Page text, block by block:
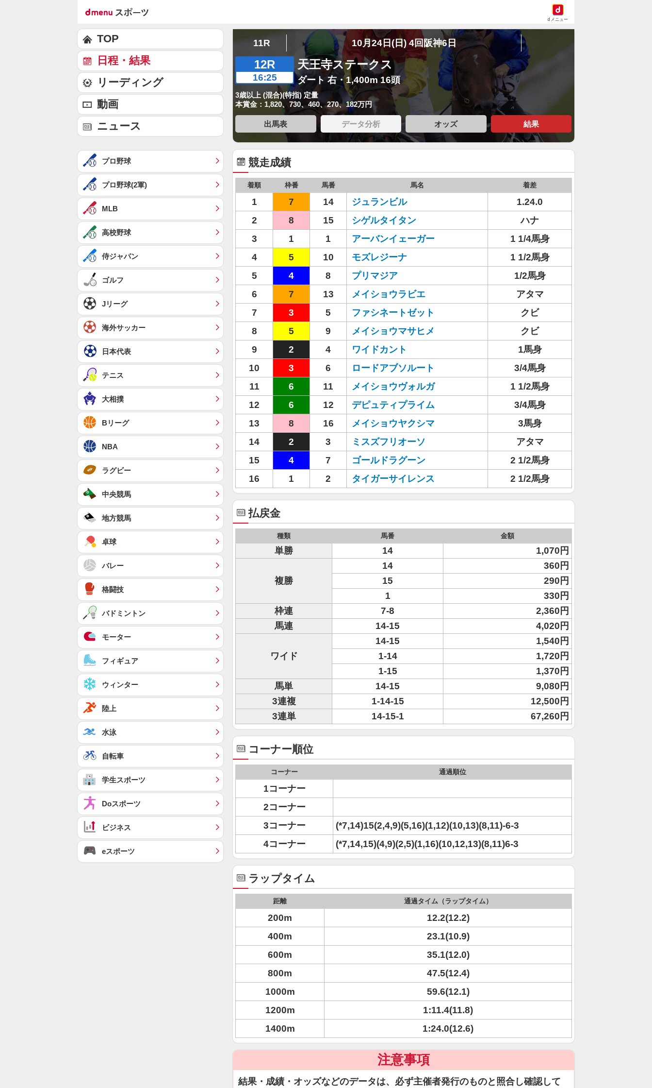
dメニュー
11R 10月24日(日) 4回阪神6日
12R
16:25
天王寺ステークス
ダート 右・1,400m 16頭
3歳以上 (混合)(特指) 定量
本賞金：1,820、730、460、270、182万円
出馬表 データ分析 オッズ 結果
競走成績
着順 枠番 馬番 馬名 着差
1 7 14 ジュランビル
1.24.0
2
8 15 シゲルタイタン
ハナ
3
1 1 アーバンイェーガー
1 1/4馬身
4
5 10 モズレジーナ
1 1/2馬身
5
4 8 プリマジア
1/2馬身
6
7 13 メイショウラビエ
アタマ
7
3 5 ファシネートゼット
クビ
8
5 9 メイショウマサヒメ
クビ
9
2 4 ワイドカント
1馬身
10
3 6 ロードアブソルート
3/4馬身
11
6 11 メイショウヴォルガ
1 1/2馬身
12
6 12 デピュティプライム
3/4馬身
13
8 16 メイショウヤクシマ
3馬身
14
2 3 ミスズフリオーソ
アタマ
15
4 7 ゴールドラグーン
2 1/2馬身
16
1 2 タイガーサイレンス 2 1/2馬身
払戻金
種類 馬番 金額
単勝 14 1,070円
複勝
14
360円
15
290円
1
330円
枠連
7-8
2,360円
馬連
14-15 4,020円
ワイド
14-15
1,540円
1-14
1,720円
1-15
1,370円
馬単
14-15
9,080円
3連複
1-14-15
12,500円
3連単
14-15-1 67,260円
コーナー順位
コーナー 通過順位
1コーナー
2コーナー
3コーナー
(*7,14)15(2,4,9)(5,16)(1,12)(10,13)(8,11)-6-3
4コーナー
(*7,14,15)(4,9)(2,5)(1,16)(10,12,13)(8,11)6-3
ラップタイム
距離 通過タイム（ラップタイム）
200m
12.2(12.2)
400m
23.1(10.9)
600m
35.1(12.0)
800m
47.5(12.4)
1000m
59.6(12.1)
1200m
1:11.4(11.8)
1400m
1:24.0(12.6)
注意事項
結果・成績・オッズなどのデータは、必ず主催者発行のものと照合し確認して
TOP
日程・結果
リーディング
動画
ニュース
プロ野球
プロ野球(2軍)
MLB
高校野球
侍ジャパン
ゴルフ
Jリーグ
海外サッカー
日本代表
テニス
大相撲
Bリーグ
NBA
ラグビー
中央競馬
地方競馬
卓球
バレー
格闘技
バドミントン
モーター
フィギュア
ウィンター
陸上
水泳
自転車
学生スポーツ
Doスポーツ
ビジネス
eスポーツ